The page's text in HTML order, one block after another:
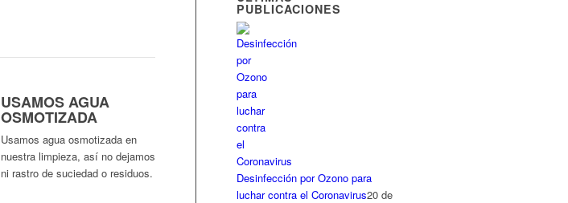
USAMOS AGUA
OSMOTIZADA
Usamos agua osmotizada en
nuestra limpieza, así no dejamos
ni rastro de suciedad o residuos.
PUBLICACIONES
Desinfección por Ozono para
luchar contra el Coronavirus20 de